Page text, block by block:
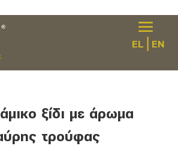
EL | EN
ξίδι με άρωμα
τρούφας